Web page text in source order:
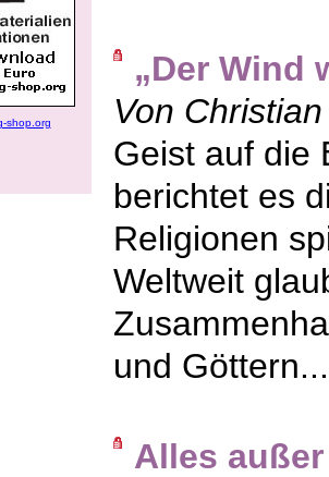
shop.org
„Der Wind
Von
Geist auf die
berichtet es
Religionen
Weltweit
und
Alles